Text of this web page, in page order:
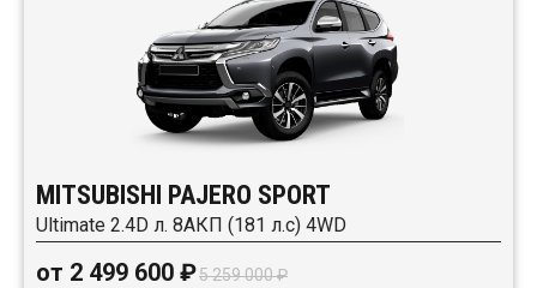
MITSUBISHI PAJERO SPORT
Ultimate 2.4D л. 8АКП (181 л.с) 4WD
от 2 499 600 ₽5 259 000 ₽